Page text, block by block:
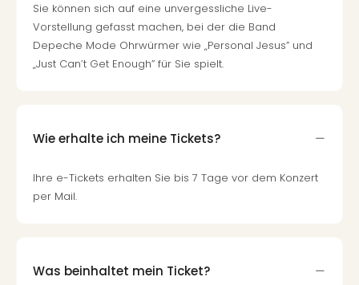
Sie können sich auf eine unvergessliche Live-
Vorstellung gefasst machen, bei der die Band
Depeche Mode Ohrwürmer wie „Personal Jesus” und
„Just Can’t Get Enough” für Sie spielt.
Wie erhalte ich meine Tickets?
Ihre e-Tickets erhalten Sie bis 7 Tage vor dem Konzert
per Mail.
Was beinhaltet mein Ticket?